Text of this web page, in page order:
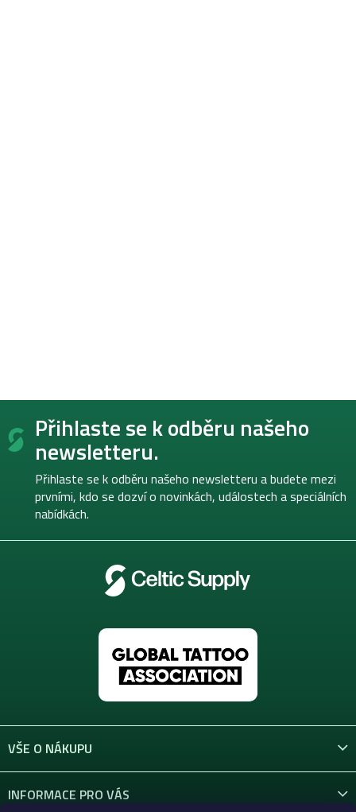
Z
Přihlaste se k odběru našeho
newsletteru.
Přihlaste se k odběru našeho newsletteru a budete mezi
prvními, kdo se dozví o novinkách, událostech a speciálních
nabídkách.
VŠE O NÁKUPU
INFORMACE PRO VÁS